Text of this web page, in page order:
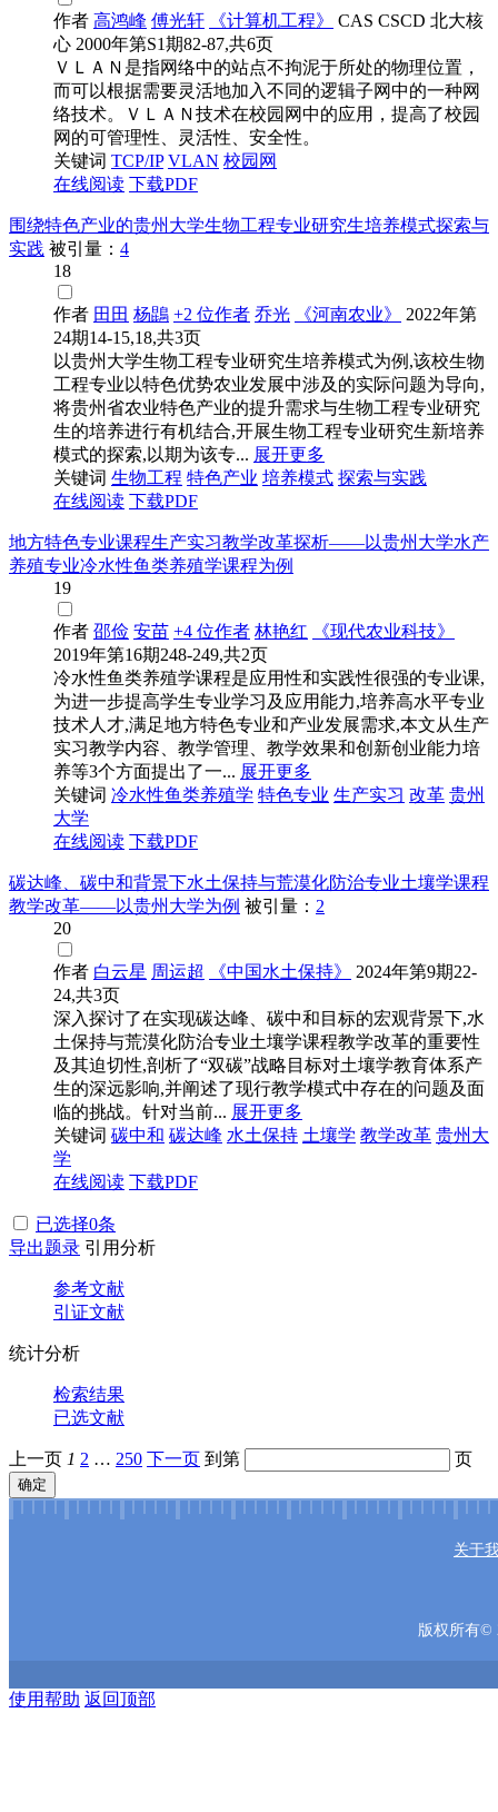
作者 高鸿峰 傅光轩 《计算机工程》 CAS CSCD 北大核
心 2000年第S1期82-87,共6页
ＶＬＡＮ是指网络中的站点不拘泥于所处的物理位置，
而可以根据需要灵活地加入不同的逻辑子网中的一种网
络技术。ＶＬＡＮ技术在校园网中的应用，提高了校园
网的可管理性、灵活性、安全性。
关键词 TCP/IP VLAN 校园网
在线阅读 下载PDF
围绕特色产业的贵州大学生物工程专业研究生培养模式探索与
实践 被引量： 4
18
作者 田田 杨鵾 +2 位作者 乔光 《河南农业》
2022年第
24期14-15,18,共3页
以贵州大学生物工程专业研究生培养模式为例,该校生物
工程专业以特色优势农业发展中涉及的实际问题为导向,
将贵州省农业特色产业的提升需求与生物工程专业研究
生的培养进行有机结合,开展生物工程专业研究生新培养
模式的探索,以期为该专... 展开更多
关键词 生物工程 特色产业 培养模式 探索与实践
在线阅读 下载PDF
地方特色专业课程生产实习教学改革探析——以贵州大学水产
养殖专业冷水性鱼类养殖学课程为例
19
作者 邵俭 安苗 +4 位作者 林艳红
《现代农业科技》
2019年第16期248-249,共2页
冷水性鱼类养殖学课程是应用性和实践性很强的专业课,
为进一步提高学生专业学习及应用能力,培养高水平专业
技术人才,满足地方特色专业和产业发展需求,本文从生产
实习教学内容、教学管理、教学效果和创新创业能力培
养等3个方面提出了一... 展开更多
关键词 冷水性鱼类养殖学 特色专业 生产实习 改革 贵州
大学
在线阅读 下载PDF
碳达峰、碳中和背景下水土保持与荒漠化防治专业土壤学课程
教学改革——以贵州大学为例 被引量： 2
20
作者 白云星 周运超 《中国水土保持》
2024年第9期22-
24,共3页
深入探讨了在实现碳达峰、碳中和目标的宏观背景下,水
土保持与荒漠化防治专业土壤学课程教学改革的重要性
及其迫切性,剖析了“双碳”战略目标对土壤学教育体系产
生的深远影响,并阐述了现行教学模式中存在的问题及面
临的挑战。针对当前... 展开更多
关键词 碳中和 碳达峰 水土保持 土壤学 教学改革 贵州大
学
在线阅读 下载PDF
已选择0条
导出题录 引用分析
参考文献
引证文献
统计分析
检索结果
已选文献
上一页 1 2 … 250 下一页 到第 页
确定
关于
版权所有©
使用帮助 返回顶部